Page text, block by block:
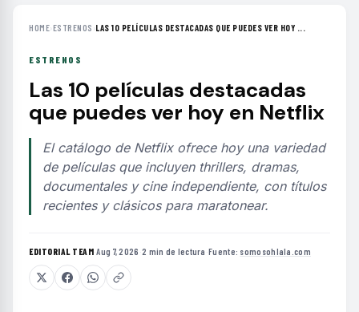
HOME›ESTRENOS ›LAS 10 PELÍCULAS DESTACADAS QUE PUEDES VER HOY ...
ESTRENOS
Las 10 películas destacadas
que puedes ver hoy en Netflix
El catálogo de Netflix ofrece hoy una variedad
de películas que incluyen thrillers, dramas,
documentales y cine independiente, con títulos
recientes y clásicos para maratonear.
EDITORIAL TEAM·Aug 7, 2026 ·2 min de lectura ·Fuente: somosohlala.com